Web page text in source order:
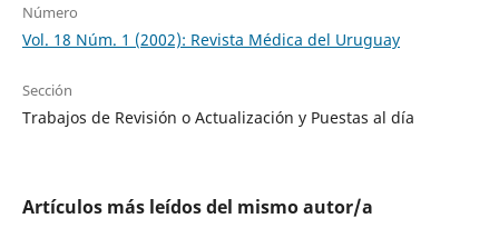
Número
Vol. 18 Núm. 1 (2002): Revista Médica del Uruguay
Sección
Trabajos de Revisión o Actualización y Puestas al día
Artículos más leídos del mismo autor/a